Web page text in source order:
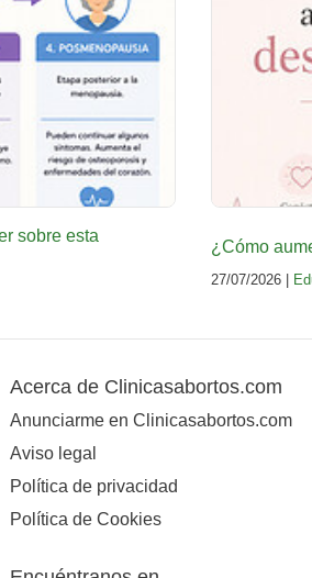
sobre esta
¿Cómo
27/07/2026 |
Acerca de Clinicasabortos.com
Anunciarme en Clinicasabortos.com
Aviso legal
Política de privacidad
Política de Cookies